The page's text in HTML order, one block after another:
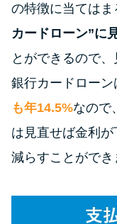
特集ペ
の特徴に当てはま
カードローン”に
とができるので、
銀行カードロー
も年14.5%なので
は見直せば金利
減らすことができ